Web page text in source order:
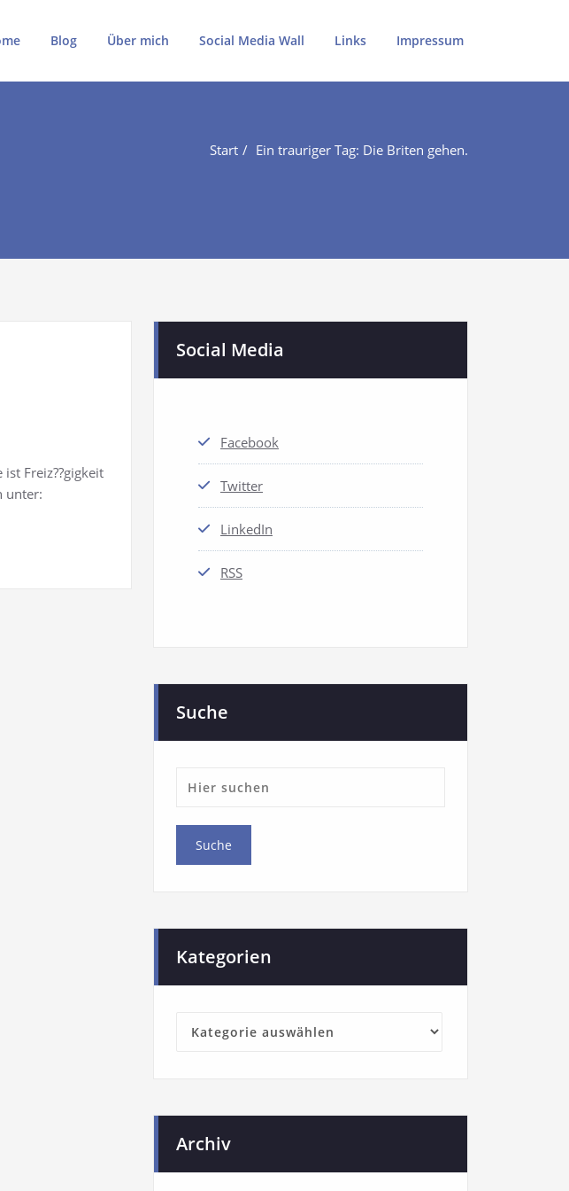
Blog Über mich Social Media Wall Links Impressum
Start Ein trauriger Tag: Die Briten gehen.
Freiz??gigkeit
unter:
Social Media
Facebook
Twitter
LinkedIn
RSS
Suche
Kategorien
Archiv